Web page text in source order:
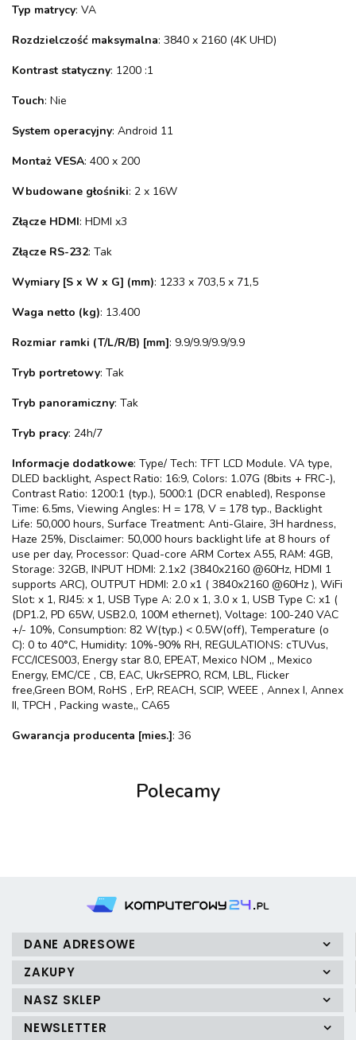
Typ matrycy: VA
Rozdzielczość maksymalna: 3840 x 2160 (4K UHD)
Kontrast statyczny: 1200 :1
Touch: Nie
System operacyjny: Android 11
Montaż VESA: 400 x 200
Wbudowane głośniki: 2 x 16W
Złącze HDMI: HDMI x3
Złącze RS-232: Tak
Wymiary [S x W x G] (mm): 1233 x 703,5 x 71,5
Waga netto (kg): 13.400
Rozmiar ramki (T/L/R/B) [mm]: 9.9/9.9/9.9/9.9
Tryb portretowy: Tak
Tryb panoramiczny: Tak
Tryb pracy: 24h/7
Informacje dodatkowe: Type/ Tech: TFT LCD Module. VA type,
DLED backlight, Aspect Ratio: 16:9, Colors: 1.07G (8bits + FRC-),
Contrast Ratio: 1200:1 (typ.), 5000:1 (DCR enabled), Response
Time: 6.5ms, Viewing Angles: H = 178, V = 178 typ., Backlight
Life: 50,000 hours, Surface Treatment: Anti-Glaire, 3H hardness,
Haze 25%, Disclaimer: 50,000 hours backlight life at 8 hours of
use per day, Processor: Quad-core ARM Cortex A55, RAM: 4GB,
Storage: 32GB, INPUT HDMI: 2.1x2 (3840x2160 @60Hz, HDMI 1
supports ARC), OUTPUT HDMI: 2.0 x1 ( 3840x2160 @60Hz ), WiFi
Slot: x 1, RJ45: x 1, USB Type A: 2.0 x 1, 3.0 x 1, USB Type C: x1 (
(DP1.2, PD 65W, USB2.0, 100M ethernet), Voltage: 100-240 VAC
+/- 10%, Consumption: 82 W(typ.) < 0.5W(off), Temperature (o
C): 0 to 40°C, Humidity: 10%-90% RH, REGULATIONS: cTUVus,
FCC/ICES003, Energy star 8.0, EPEAT, Mexico NOM ,, Mexico
Energy, EMC/CE , CB, EAC, UkrSEPRO, RCM, LBL, Flicker
free,Green BOM, RoHS , ErP, REACH, SCIP, WEEE , Annex I, Annex
II, TPCH , Packing waste,, CA65
Gwarancja producenta [mies.]: 36
Polecamy
DANE ADRESOWE
ZAKUPY
NASZ SKLEP
NEWSLETTER